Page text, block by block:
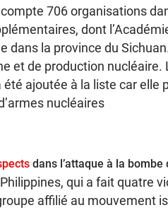
706 organisations
dont
dans la province du
et de production nucléaire.
ajoutée à la liste car elle
nucléaires
dans l’attaque à la bombe
qui a fait quatre
affilié au mouvement